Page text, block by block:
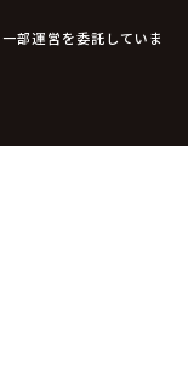
運営を委託していま